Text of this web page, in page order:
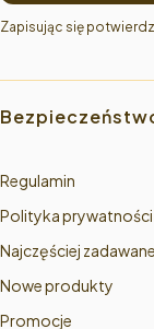
Zapisując się
Linki w
Regulamin
Polityka prywatności
Najczęściej
Nowe produkty
Promocje